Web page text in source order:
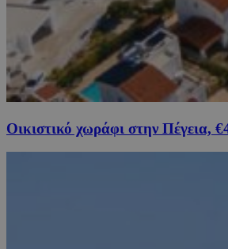
Οικιστικό χωράφι στην Πέγεια,